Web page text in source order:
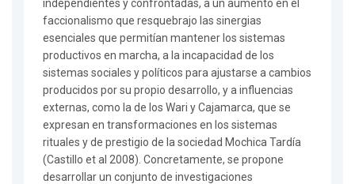
independientes y confrontadas, a un aumento en el
faccionalismo que resquebrajo las sinergias
esenciales que permitían mantener los sistemas
productivos en marcha, a la incapacidad de los
sistemas sociales y políticos para ajustarse a cambios
producidos por su propio desarrollo, y a influencias
externas, como la de los Wari y Cajamarca, que se
expresan en transformaciones en los sistemas
rituales y de prestigio de la sociedad Mochica Tardía
(Castillo et al 2008). Concretamente, se propone
desarrollar un conjunto de investigaciones